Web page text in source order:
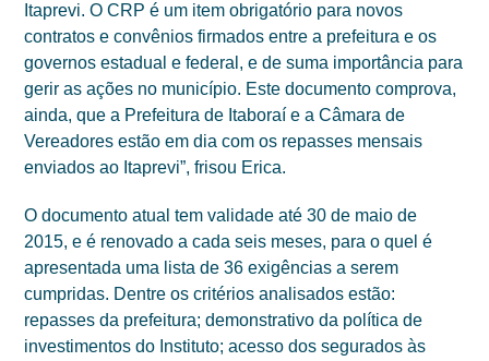
Itaprevi. O CRP é um item obrigatório para novos
contratos e convênios firmados entre a prefeitura e os
governos estadual e federal, e de suma importância para
gerir as ações no município. Este documento comprova,
ainda, que a Prefeitura de Itaboraí e a Câmara de
Vereadores estão em dia com os repasses mensais
enviados ao Itaprevi”, frisou Erica.
O documento atual tem validade até 30 de maio de
2015, e é renovado a cada seis meses, para o quel é
apresentada uma lista de 36 exigências a serem
cumpridas. Dentre os critérios analisados estão:
repasses da prefeitura; demonstrativo da política de
investimentos do Instituto; acesso dos segurados às